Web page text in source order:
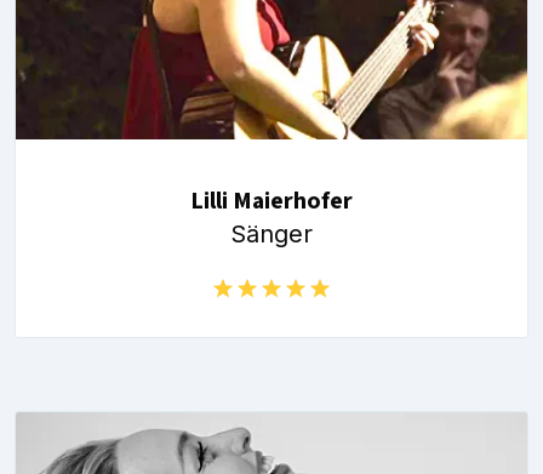
Lilli Maierhofer
Sänger